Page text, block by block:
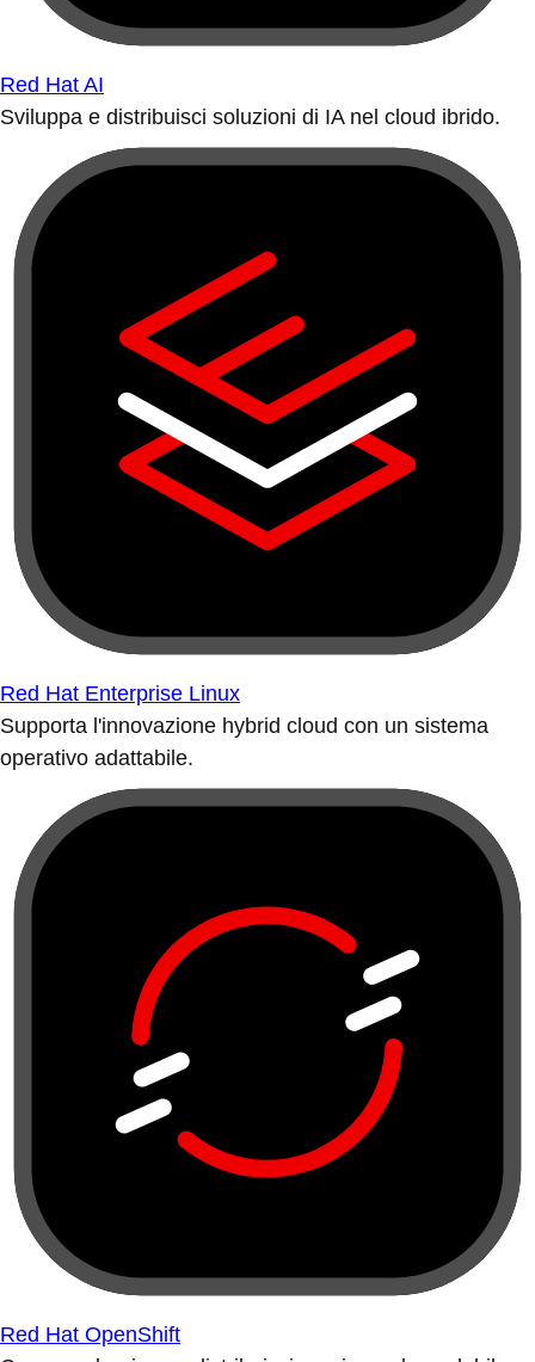
Red Hat AI
Sviluppa e distribuisci soluzioni di IA nel cloud ibrido.
Red Hat Enterprise Linux
Supporta l'innovazione hybrid cloud con un sistema
operativo adattabile.
Red Hat OpenShift